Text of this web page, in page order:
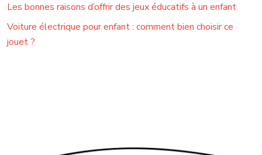
Les bonnes raisons d’offrir des jeux éducatifs à un enfant
Voiture électrique pour enfant : comment bien choisir ce
jouet ?